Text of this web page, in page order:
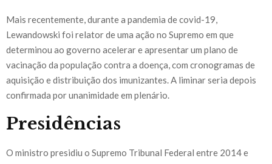
Mais recentemente, durante a pandemia de covid-19,
Lewandowski foi relator de uma ação no Supremo em que
determinou ao governo acelerar e apresentar um plano de
vacinação da população contra a doença, com cronogramas de
aquisição e distribuição dos imunizantes. A liminar seria depois
confirmada por unanimidade em plenário.
Presidências
O ministro presidiu o Supremo Tribunal Federal entre 2014 e